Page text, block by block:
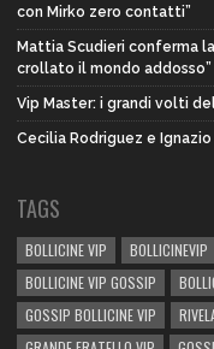
con Mirko zero contatti”
Mattia Scudieri conferma
crollato il mondo addosso”
Vip Master: i grandi volti
Cecilia Rodriguez e
TAGS
BOLLICINE VIP BOLLICINEVIP
BOLLICINE VIP GOSSIP
GOSSIP BOLLICINE VIP